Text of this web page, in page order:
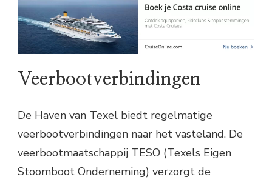
Veerbootverbindingen
De Haven van Texel biedt regelmatige
veerbootverbindingen naar het vasteland. De
veerbootmaatschappij TESO (Texels Eigen
Stoomboot Onderneming) verzorgt de